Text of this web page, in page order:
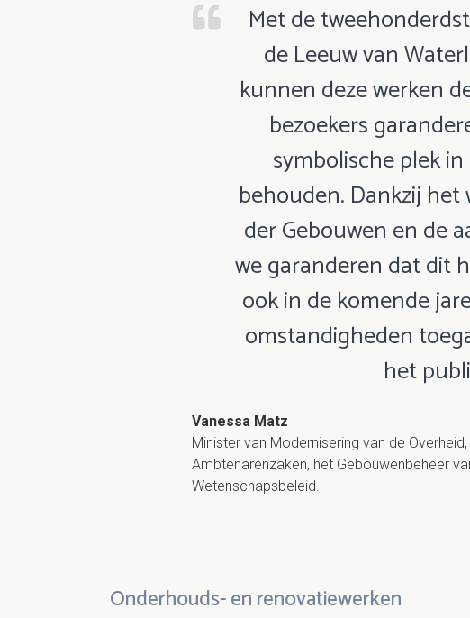
Met de
de Leeuw van
kunnen deze werken
bezoekers
symbolische plek
behouden. Dankzij het
der Gebouwen en de
we garanderen dat dit
ook in de komende
omstandigheden
het
Vanessa Matz
Minister van Modernisering van de
Ambtenarenzaken, het Gebouwenbeheer
Wetenschapsbeleid.
Onderhouds- en renovatiewerken